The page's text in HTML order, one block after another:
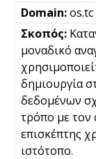
os.tc
μοναδικό
δημιουργία
δεδομένων
τρόπο με τον
επισκέπτης
ιστότοπο.